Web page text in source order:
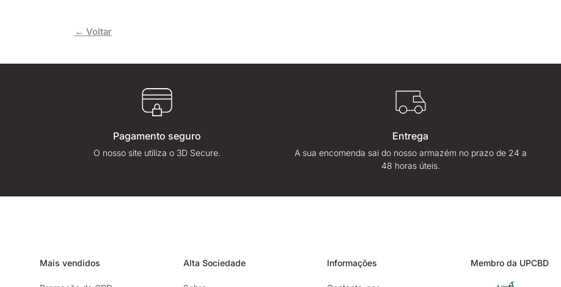
← Voltar
Pagamento seguro
O nosso site utiliza o 3D Secure.
Entrega
A sua encomenda sai do nosso armazém no prazo de 24 a
48 horas úteis.
Mais vendidos Alta Sociedade Informações Membro da UPCBD